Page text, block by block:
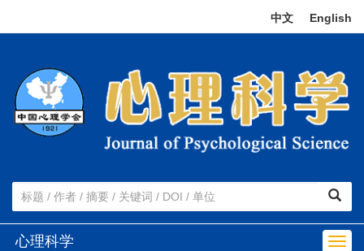
中文 English
心理科学